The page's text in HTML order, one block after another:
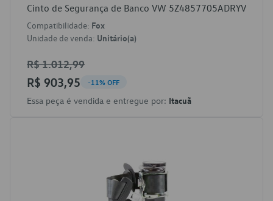
Cinto de Segurança de Banco VW 5Z4857705ADRYV
Compatibilidade: Fox
Unidade de venda: Unitário(a)
R$ 1.012,99
R$ 903,95 -11% OFF
Essa peça é vendida e entregue por: Itacuã